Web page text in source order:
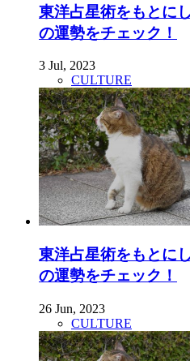
東洋占星術をもとに
の運勢をチェック！
3 Jul, 2023
CULTURE
東洋占星術をもとに
の運勢をチェック！
26 Jun, 2023
CULTURE